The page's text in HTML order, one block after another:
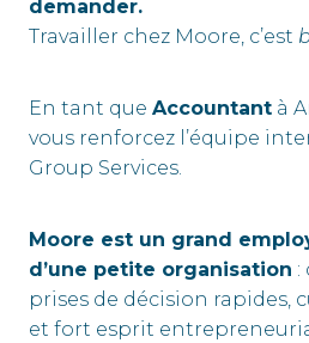
demander.
Travailler chez Moore, c’est
En tant que Accountant à
vous renforcez l’équipe
Group Services.
Moore est un grand
d’une petite organisation :
prises de décision rapides,
et fort esprit